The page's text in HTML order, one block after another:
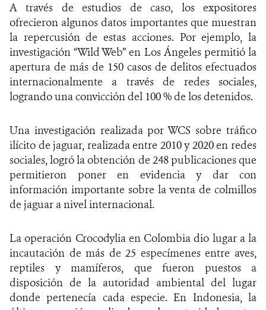
A través de estudios de caso, los expositores
ofrecieron algunos datos importantes que muestran
la repercusión de estas acciones. Por ejemplo, la
investigación “Wild Web” en Los Ángeles permitió la
apertura de más de 150 casos de delitos efectuados
internacionalmente a través de redes sociales,
logrando una convicción del 100 % de los detenidos.
Una investigación realizada por WCS sobre tráfico
ilícito de jaguar, realizada entre 2010 y 2020 en redes
sociales, logró la obtención de 248 publicaciones que
permitieron poner en evidencia y dar con
información importante sobre la venta de colmillos
de jaguar a nivel internacional.
La operación Crocodylia en Colombia dio lugar a la
incautación de más de 25 especímenes entre aves,
reptiles y mamíferos, que fueron puestos a
disposición de la autoridad ambiental del lugar
donde pertenecía cada especie. En Indonesia, la